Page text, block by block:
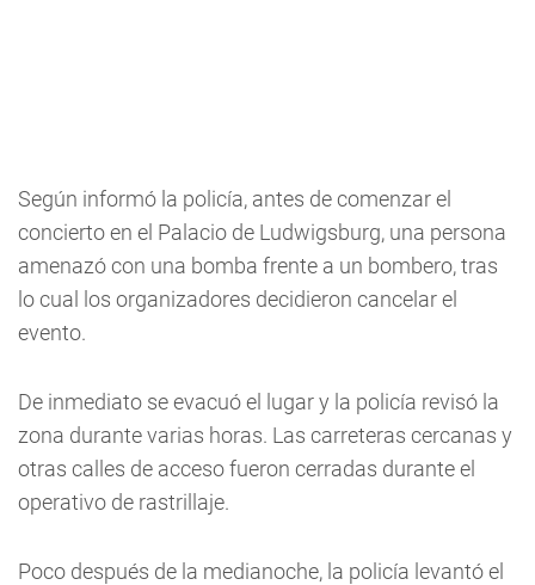
Según informó la policía, antes de comenzar el
concierto en el Palacio de Ludwigsburg, una persona
amenazó con una bomba frente a un bombero, tras
lo cual los organizadores decidieron cancelar el
evento.
De inmediato se evacuó el lugar y la policía revisó la
zona durante varias horas. Las carreteras cercanas y
otras calles de acceso fueron cerradas durante el
operativo de rastrillaje.
Poco después de la medianoche, la policía levantó el